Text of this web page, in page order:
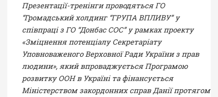
Презентації-тренінги проводяться ГО
“Громадський холдинг “ГРУПА ВПЛИВУ” у
співпраці з ГО “Донбас СОС” у рамках проекту
«Зміцнення потенціалу Секретаріату
Уповноваженого Верховної Ради України з прав
людини», який впроваджується Програмою
розвитку ООН в Україні та фінансується
Міністерством закордонних справ Данії протягом